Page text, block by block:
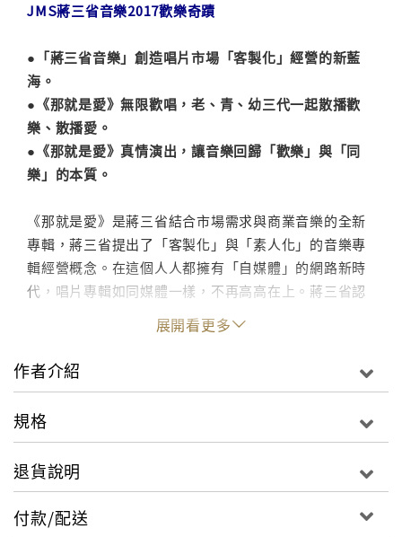
JMS蔣三省音樂2017歡樂奇蹟
●「蔣三省音樂」創造唱片市場「客製化」經營的新藍
海。
●《那就是愛》無限歡唱，老、青、幼三代一起散播歡
樂、散播愛。
●《那就是愛》真情演出，讓音樂回歸「歡樂」與「同
樂」的本質。
《那就是愛》是蔣三省結合市場需求與商業音樂的全新
專輯，蔣三省提出了「客製化」與「素人化」的音樂專
輯經營概念。在這個人人都擁有「自媒體」的網路新時
代，唱片專輯如同媒體一樣，不再高高在上。蔣三省認
為，時下的音樂專輯不僅僅只為「聆聽」這一項意義而
存在，音樂人雖然不需要一味地迎合市場，卻應該要瞭
解音樂「歡樂」與「同樂」的本質，令人印象深刻與難
忘的歌聲，有時往往是非職業式的真情演出。《那就是
彷彿來自天堂的信差，在人間散播了滿滿的愛，從此，
全家老少、多代同堂齊唱的好歌。蔣三省以三種不同的
展開看更多
作者介紹
規格
退貨說明
付款/配送